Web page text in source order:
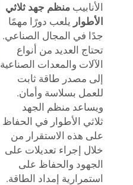
الأنابيب منظم جهد ثلاثي
الأطوار يلعب دورًا مهمًا
جدًا في المجال الصناعي.
تحتاج العديد من أنواع
الآلات والمعدات الصناعية
إلى مصدر طاقة ثابت
للعمل بسلاسة وأمان.
ويساعد منظم الجهد
ثلاثي الأطوار في الحفاظ
على هذه الاستقرار من
خلال إجراء تعديلات على
الجهود والحفاظ على
استمرارية إمداد الطاقة.